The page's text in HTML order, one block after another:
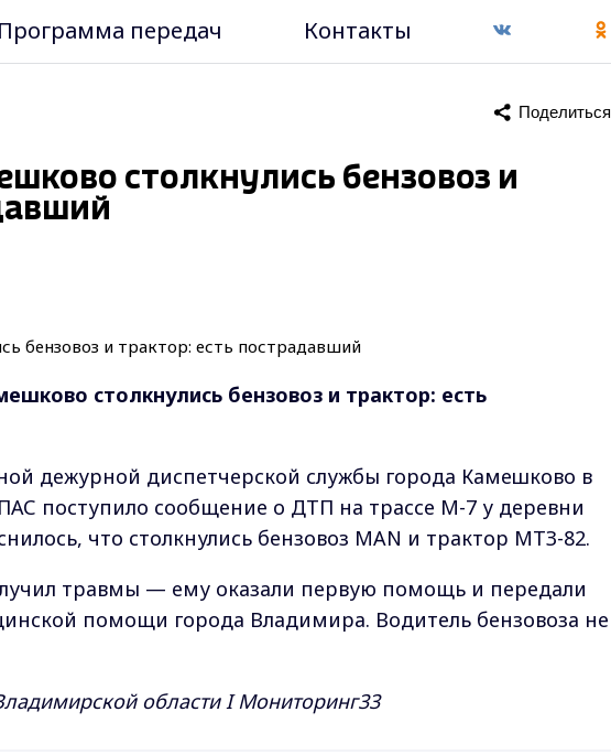
Программа передач Контакты
Поделиться
столкнулись бензовоз и
столкнулись бензовоз и трактор: есть
дежурной диспетчерской службы города Камешково в
поступило сообщение о ДТП на трассе М-7 у деревни
что столкнулись бензовоз MAN и трактор МТЗ-82.
травмы — ему оказали первую помощь и передали
помощи города Владимира. Водитель бензовоза не
области I Мониторинг33